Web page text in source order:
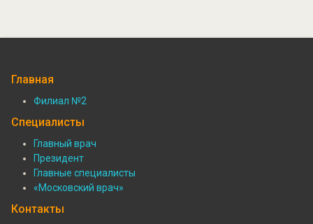
Главная
Подвал:
Филиалы
Филиал №2
Специалисты
Подвал:
Специалисты
Главный врач
Президент
Главные специалисты
«Московский врач»
Контакты